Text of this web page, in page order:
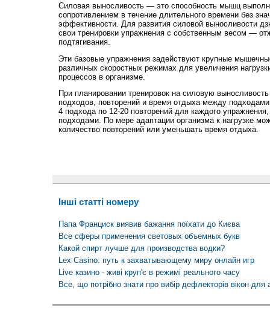
Силовая выносливость — это способность мышц
сопротивлением в течение длительного времени без
эффективности. Для развития силовой выносливости
свои тренировки упражнения с собственным весом —
подтягивания.
Эти базовые упражнения задействуют крупные
различных скоростных режимах для увеличения
процессов в организме.
При планировании тренировок на силовую
подходов, повторений и время отдыха между
4 подхода по 12-20 повторений для каждого
подходами. По мере адаптации организма к нагрузке
количество повторений или уменьшать время отдыха.
Інші статті номеру
Папа Франциск виявив бажання поїхати до Києва
Все сферы применения световых объемных букв
Какой спирт лучше для производства водки?
Lex Casino: путь к захватывающему миру онлайн игр
Live казино - живі круп'є в режимі реального часу
Все, що потрібно знати про вибір дефлекторів вікон для